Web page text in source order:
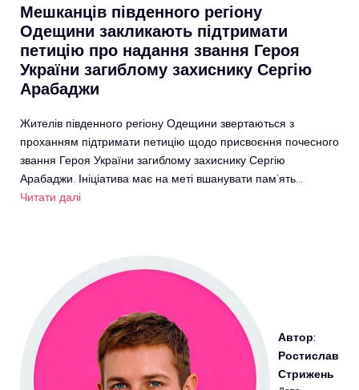
Мешканців південного регіону
Одещини закликають підтримати
петицію про надання звання Героя
України загиблому захиснику Сергію
Арабаджи
Жителів південного регіону Одещини звертаються з
проханням підтримати петицію щодо присвоєння почесного
звання Героя України загиблому захиснику Сергію
Арабаджи. Ініціатива має на меті вшанувати пам’ять…
Читати далі
Автор:
Ростислав
Стрижень